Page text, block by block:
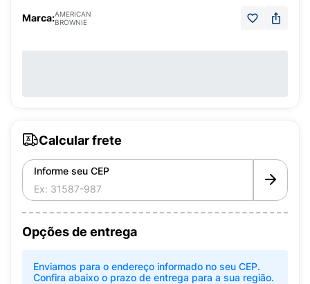
Marca:AMERICAN
BROWNIE
Calcular frete
Informe seu CEP
Opções de entrega
Enviamos para o endereço informado no seu CEP.
Confira abaixo o prazo de entrega para a sua região.